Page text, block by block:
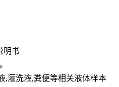
明书
,灌洗液,粪便等相关液体样本